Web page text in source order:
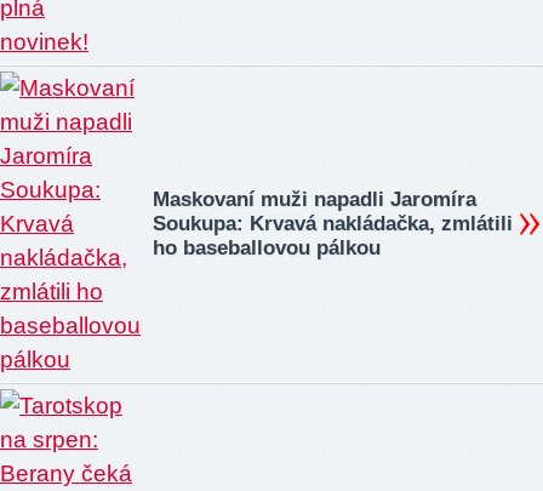
Maskovaní muži napadli Jaromíra
Soukupa: Krvavá nakládačka, zmlátili
ho baseballovou pálkou